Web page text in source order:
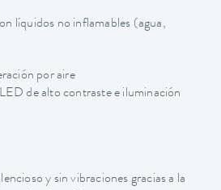
líquidos no inflamables (agua,
por aire
de alto contraste e iluminación
y sin vibraciones gracias a la